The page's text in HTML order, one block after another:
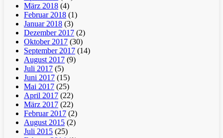
März 2018 (4)
Februar 2018 (1)
Januar 2018 (3)
Dezember 2017 (2)
Oktober 2017 (30)
September 2017 (14)
August 2017 (9)
Juli 2017 (5)
Juni 2017 (15)
Mai 2017 (25)
April 2017 (22)
März 2017 (22)
Februar 2017 (2)
August 2015 (2)
Juli 2015 (25)